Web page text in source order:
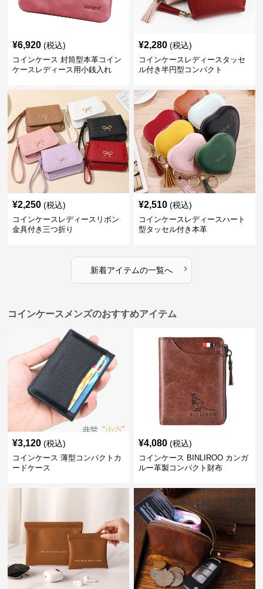
¥6,920 (税込)
コインケース 封筒型本革コイン
ケースレディース用小銭入れ
¥2,280 (税込)
コインケースレディースタッセ
ル付き半円型コンパクト
¥2,250 (税込)
コインケースレディースリボン
金具付き三つ折り
¥2,510 (税込)
コインケースレディースハート
型タッセル付き本革
新着アイテムの一覧へ ›
コインケースメンズのおすすめアイテム
¥3,120 (税込)
コインケース 薄型コンパクトカ
ードケース
¥4,080 (税込)
コインケース BINLIROO カンガ
ルー革製コンパクト財布